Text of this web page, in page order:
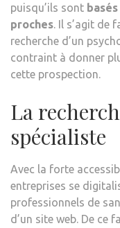
puisqu’ils sont
proches. Il s’agit de
recherche d’un
contraint à donner
cette prospection.
La
spécialiste
Avec la forte
entreprises se
professionnels de
d’un site web. De ce